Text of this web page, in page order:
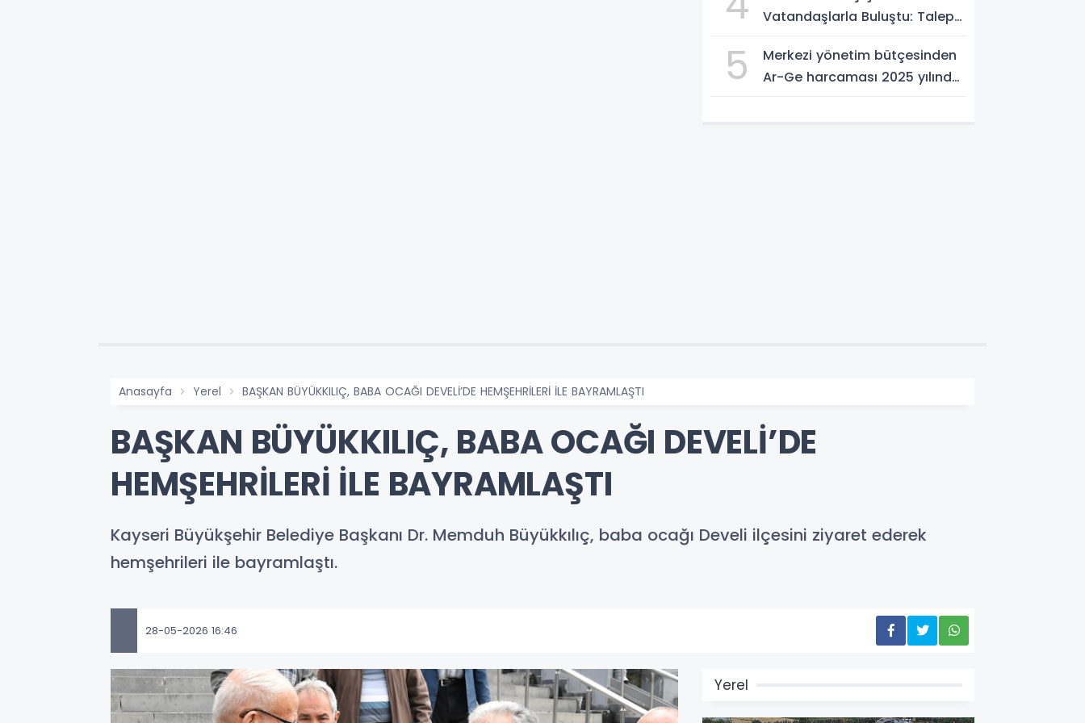
Vatandaşlarla Buluştu: Talep
5
Merkezi yönetim bütçesinden
Ar-Ge harcaması 2025 yılında
Anasayfa Yerel BAŞKAN BÜYÜKKILIÇ, BABA OCAĞI DEVELİ’DE HEMŞEHRİLERİ İLE BAYRAMLAŞTI
BAŞKAN BÜYÜKKILIÇ, BABA OCAĞI DEVELİ’DE
HEMŞEHRİLERİ İLE BAYRAMLAŞTI
Kayseri Büyükşehir Belediye Başkanı Dr. Memduh Büyükkılıç, baba ocağı Develi ilçesini ziyaret ederek
hemşehrileri ile bayramlaştı.
28-05-2026 16:46
Yerel